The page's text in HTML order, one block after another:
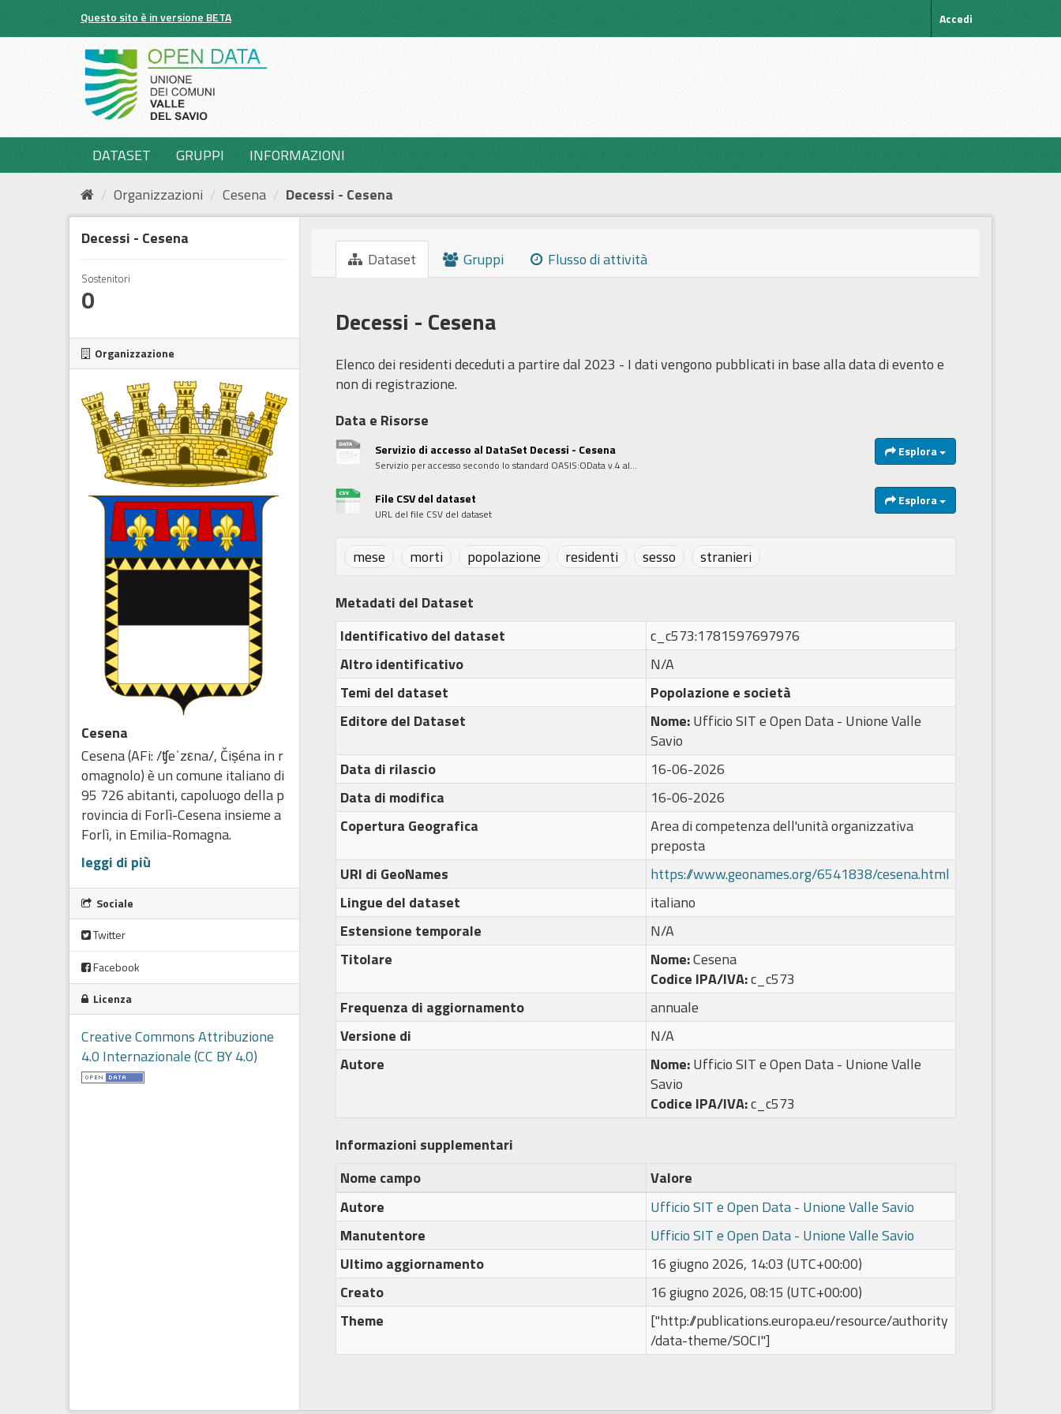
Questo sito è in versione BETA Accedi
DATASET GRUPPI
INFORMAZIONI
Organizzazioni
Cesena Decessi - Cesena
Decessi - Cesena
Sostenitori
0
Organizzazione
Cesena
Cesena (AFi: /ʧeˈzεna/, Čiṣéna in r
omagnolo) è un comune italiano di
95 726 abitanti, capoluogo della p
rovincia di Forlì-Cesena insieme a
Forlì, in Emilia-Romagna.
leggi di più
Sociale
Twitter
Facebook
Licenza
Creative Commons Attribuzione
4.0 Internazionale (CC BY 4.0)
Dataset Gruppi Flusso di attività
Decessi - Cesena
Elenco dei residenti deceduti a partire dal 2023 - I dati vengono pubblicati in base alla data di evento e
non di registrazione.
Data e Risorse
Servizio di accesso al DataSet Decessi - Cesena
Servizio per accesso secondo lo standard OASIS:OData v.4 al...
Esplora
File CSV del dataset
URL del file CSV del dataset
Esplora
mese morti popolazione residenti sesso stranieri
Metadati del Dataset
Identificativo del dataset
c_c573:1781597697976
Altro identificativo
N/A
Temi del dataset
Popolazione e società
Editore del Dataset
Nome:Ufficio SIT e Open Data - Unione Valle
Savio
Data di rilascio
16-06-2026
Data di modifica
16-06-2026
Copertura Geografica
Area di competenza dell'unità organizzativa
preposta
URI di GeoNames
https://www.geonames.org/6541838/cesena.html
Lingue del dataset
italiano
Estensione temporale
N/A
Titolare
Nome:Cesena
Codice IPA/IVA:c_c573
Frequenza di aggiornamento
annuale
Versione di
N/A
Autore
Nome:Ufficio SIT e Open Data - Unione Valle
Savio
Codice IPA/IVA:c_c573
Informazioni supplementari
Nome campo
Valore
Autore
Ufficio SIT e Open Data - Unione Valle Savio
Manutentore
Ufficio SIT e Open Data - Unione Valle Savio
Ultimo aggiornamento
16 giugno 2026, 14:03 (UTC+00:00)
Creato
16 giugno 2026, 08:15 (UTC+00:00)
Theme
["http://publications.europa.eu/resource/authority
/data-theme/SOCI"]